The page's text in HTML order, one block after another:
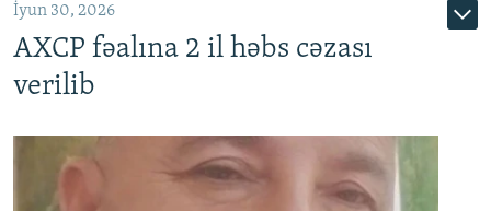
İyun 30, 2026
AXCP fəalına 2 il həbs cəzası
verilib